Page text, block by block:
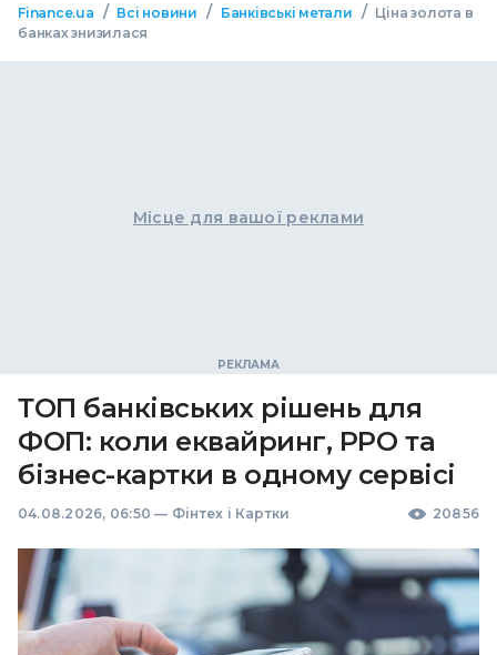
Finance.ua / Всі новини / Банківські метали / Ціна золота в
банках знизилася
Місце для вашої реклами
ТОП банківських рішень для
ФОП: коли еквайринг, РРО та
бізнес-картки в одному сервісі
04.08.2026, 06:50 — Фінтех і Картки 20856